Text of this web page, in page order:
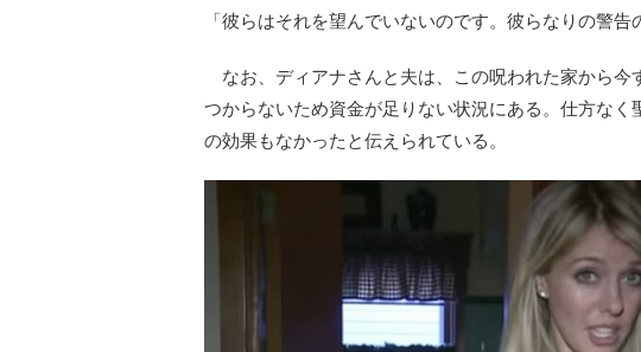
「彼らはそれを望んでいないのです。彼らなりの警告
なお、ディアナさんと夫は、この呪われた家から今
つからないため資金が足りない状況にある。仕方な
の効果もなかったと伝えられている。